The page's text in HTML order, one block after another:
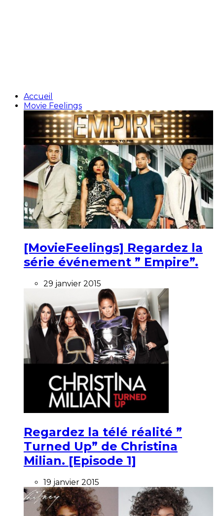
Accueil
Movie Feelings
[MovieFeelings] Regardez la
série événement ” Empire”.
29 janvier 2015
Regardez la télé réalité ”
Turned Up” de Christina
Milian. [Episode 1]
19 janvier 2015